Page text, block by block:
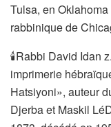
Tulsa, en
rabbinique de
🕯Rabbi David Idan
imprimerie
Hatsiyoni», auteur
Djerba et Maskil